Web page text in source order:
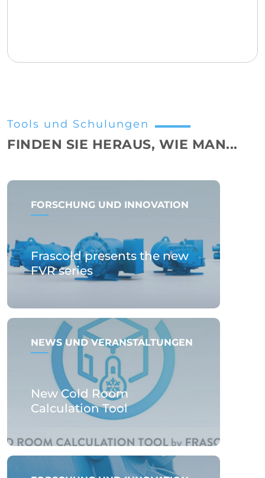
Tools und Schulungen
FINDEN SIE HERAUS, WIE MAN...
FORSCHUNG UND INNOVATION
Frascold presents the new
FVR series
NEWS UND VERANSTALTUNGEN
New Cold Room
Calculation Tool